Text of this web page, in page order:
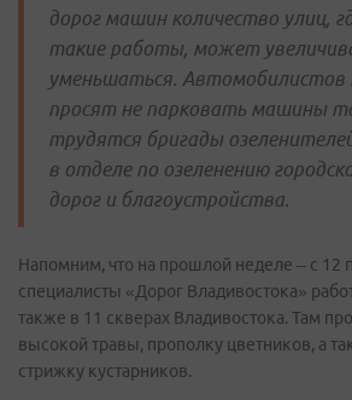
дорог машин количество улиц,
такие работы, может
уменьшаться. Автомобилистов
просят не парковать машины
трудятся бригады
в отделе по озеленению
дорог и благоустройства.
Напомним, что на прошлой неделе – с 12
специалисты «Дорог Владивостока»
также в 11 скверах Владивостока. Там
высокой травы, прополку цветников, а
стрижку кустарников.